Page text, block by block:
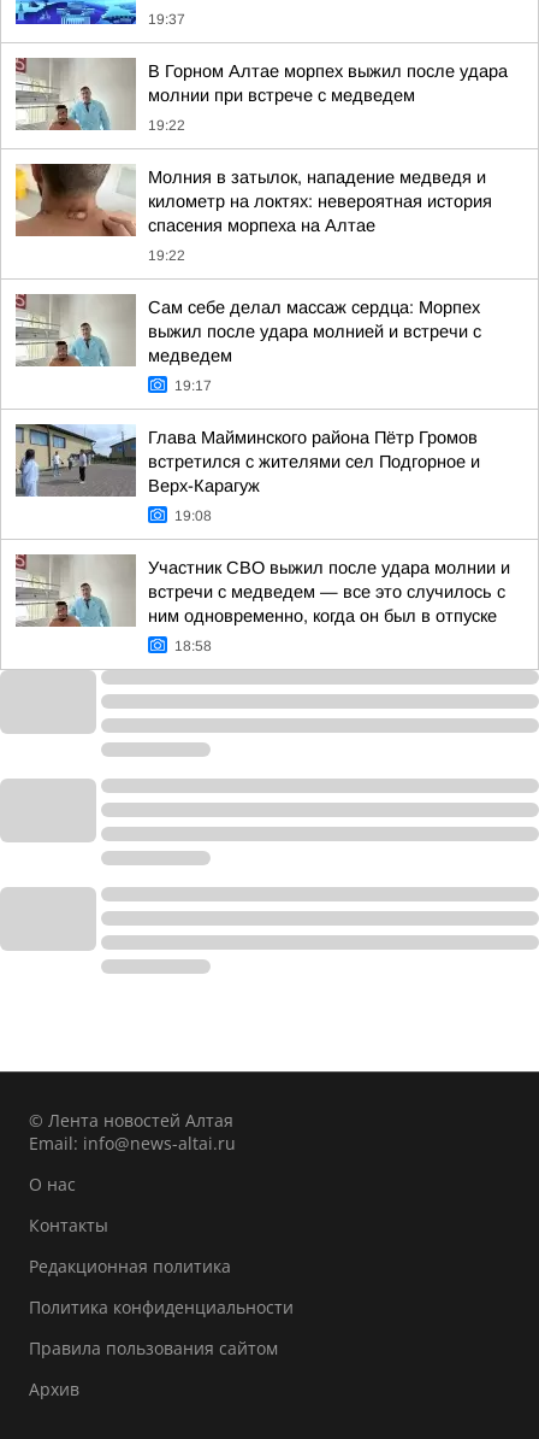
19:37
В Горном Алтае морпех выжил после удара
молнии при встрече с медведем
19:22
Молния в затылок, нападение медведя и
километр на локтях: невероятная история
спасения морпеха на Алтае
19:22
Сам себе делал массаж сердца: Морпех
выжил после удара молнией и встречи с
медведем
19:17
Глава Майминского района Пётр Громов
встретился с жителями сел Подгорное и
Верх-Карагуж
19:08
Участник СВО выжил после удара молнии и
встречи с медведем — все это случилось с
ним одновременно, когда он был в отпуске
18:58
© Лента новостей Алтая
Email: info@news-altai.ru
О нас
Контакты
Редакционная политика
Политика конфиденциальности
Правила пользования сайтом
Архив